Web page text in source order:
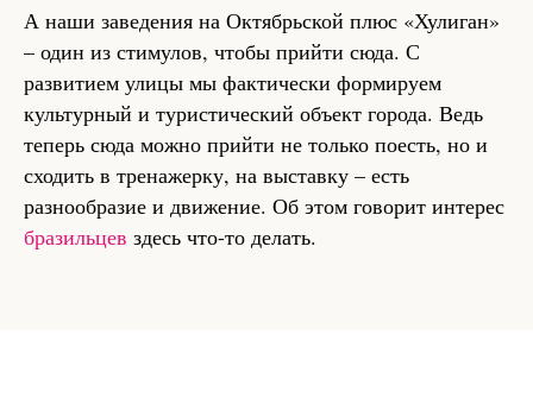
А наши заведения на Октябрьской плюс «Хулиган»
– один из стимулов, чтобы прийти сюда. С
развитием улицы мы фактически формируем
культурный и туристический объект города. Ведь
теперь сюда можно прийти не только поесть, но и
сходить в тренажерку, на выставку – есть
разнообразие и движение. Об этом говорит интерес
бразильцев здесь что-то делать.